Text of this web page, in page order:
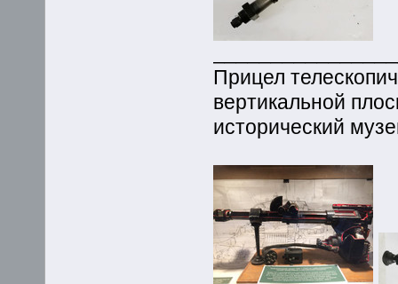
Прицел
вертикальной
исторический